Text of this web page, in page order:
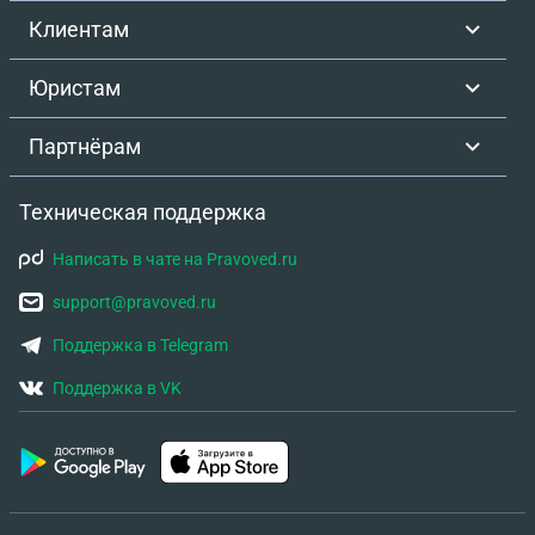
прописки, • она ранее получала процент от дохода
Может ли она подать заявление в Беларуси,
юридические последствия для нас возможны? 3.
Есть ли риск международных претензий или
розыска? 4. Что безопаснее сделать сейчас для
предпринимать какие-то юридические шаги?
Клиентам
Юристам
Партнёрам
Техническая поддержка
Написать в чате на Pravoved.ru
support@pravoved.ru
Поддержка в Telegram
Поддержка в VK